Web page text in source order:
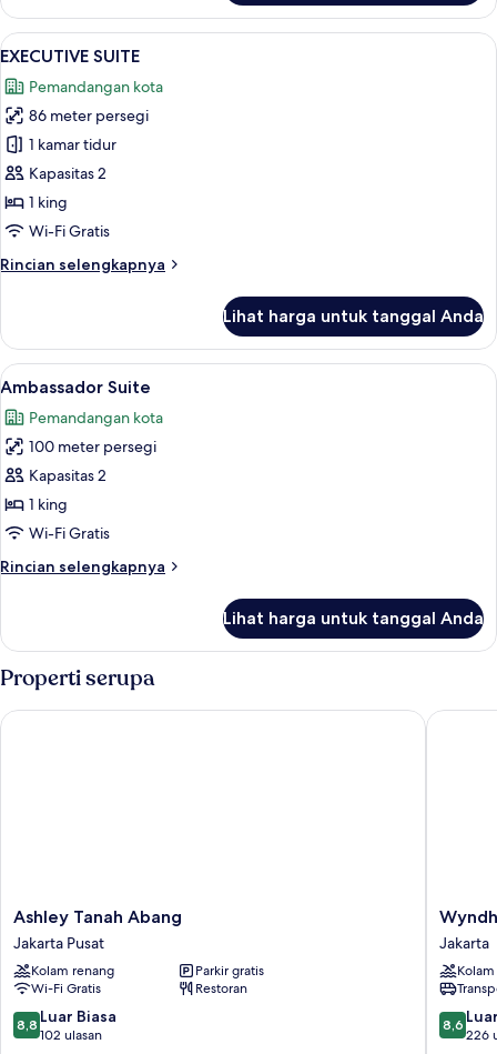
ARYA
CLUB
POOL
Lihat
semua
foto
untuk
EXECUTIVE
SUITE
EXECUTIVE SUITE | Seprai
3
EXECUTIVE SUITE
Pemandangan kota
86 meter persegi
1 kamar tidur
Kapasitas 2
1 king
Wi-Fi Gratis
Rincian selengkapnya
Rincian
EXECUTIVE
SUITE
Lihat harga untuk tanggal Anda
Lihat
semua
foto
untuk
Ambassador
Suite
Ambassador Suite | Seprai premium,
5
Ambassador Suite
Pemandangan kota
100 meter persegi
Kapasitas 2
1 king
Wi-Fi Gratis
Rincian selengkapnya
Rincian
Ambassador
Lihat harga untuk tanggal Anda
Properti serupa
Ashley
Tanah
Abang
Jakarta
Pusat
Ashley Tanah Abang
Jakarta Pusat
Kolam renang
Parkir gratis
Wi-Fi Gratis
Restoran
8.8
dari
8,8 Luar Biasa
102 ulasan
Ashley Tanah Abang
Jakarta
Jakarta
Jakarta
8.6
dari
8,6
226